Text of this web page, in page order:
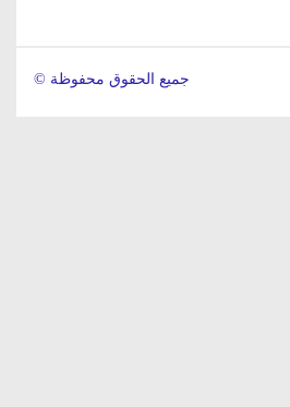
© جميع الحقوق محفوظة